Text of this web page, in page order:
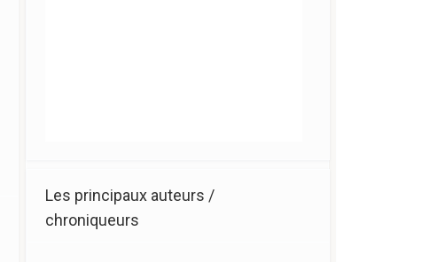
Les principaux auteurs /
chroniqueurs